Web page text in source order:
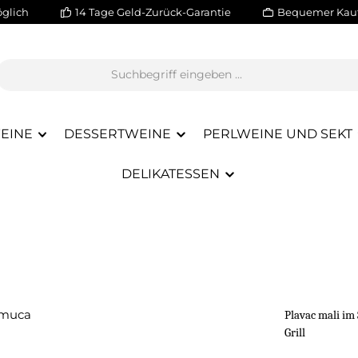
14 Tage Geld-Zurück-Garantie Bequemer
DESSERTWEINE PERLWEINE UND SEKT
DELIKATESSEN
Plavac mali im
Grill